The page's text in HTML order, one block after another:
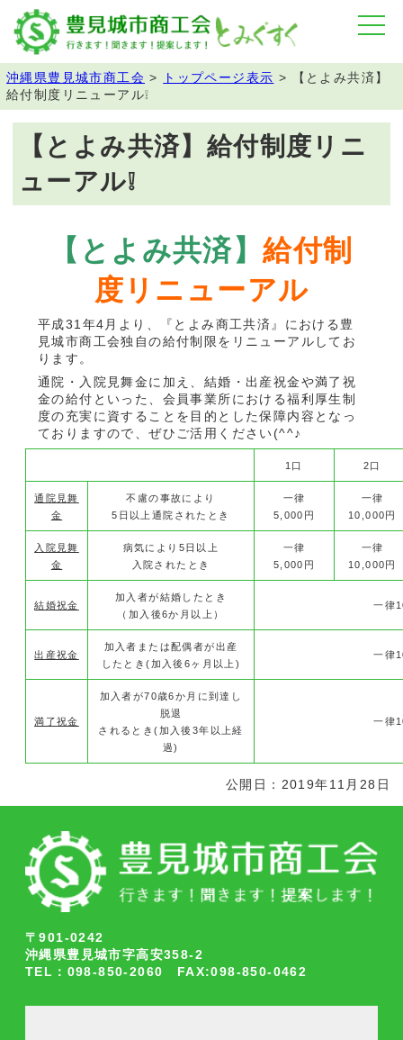
沖縄県豊見城市商工会 > トップページ表示 >
【とよみ共済】
給付制度リニューアル❕
【とよみ共済】給付制度リニ
ューアル❕
【とよみ共済】給付制
度リニューアル
平成31年4月より、『とよみ商工共済』における豊
見城市商工会独自の給付制限をリニューアルしてお
ります。
通院・入院見舞金に加え、結婚・出産祝金や満了祝
金の給付といった、会員事業所における福利厚生制
度の充実に資することを目的とした保障内容となっ
ておりますので、ぜひご活用ください(^^♪
1口 2口
通院見舞
金
不慮の事故により
5日以上通院されたとき
一律
5,000円
一律
10,000円
入院見舞
金
病気により5日以上
入院されたとき
一律
5,000円
一律
10,000円
結婚祝金
加入者が結婚したとき
（加入後6か月以上）
一律
出産祝金
加入者または配偶者が出産
したとき(加入後6ヶ月以上)
一律
満了祝金
加入者が70歳6か月に到達し
脱退
されるとき(加入後3年以上経
過)
一律
公開日：2019年11月28日
〒901-0242
沖縄県豊見城市字高安358-2
TEL：098-850-2060 FAX:098-850-0462